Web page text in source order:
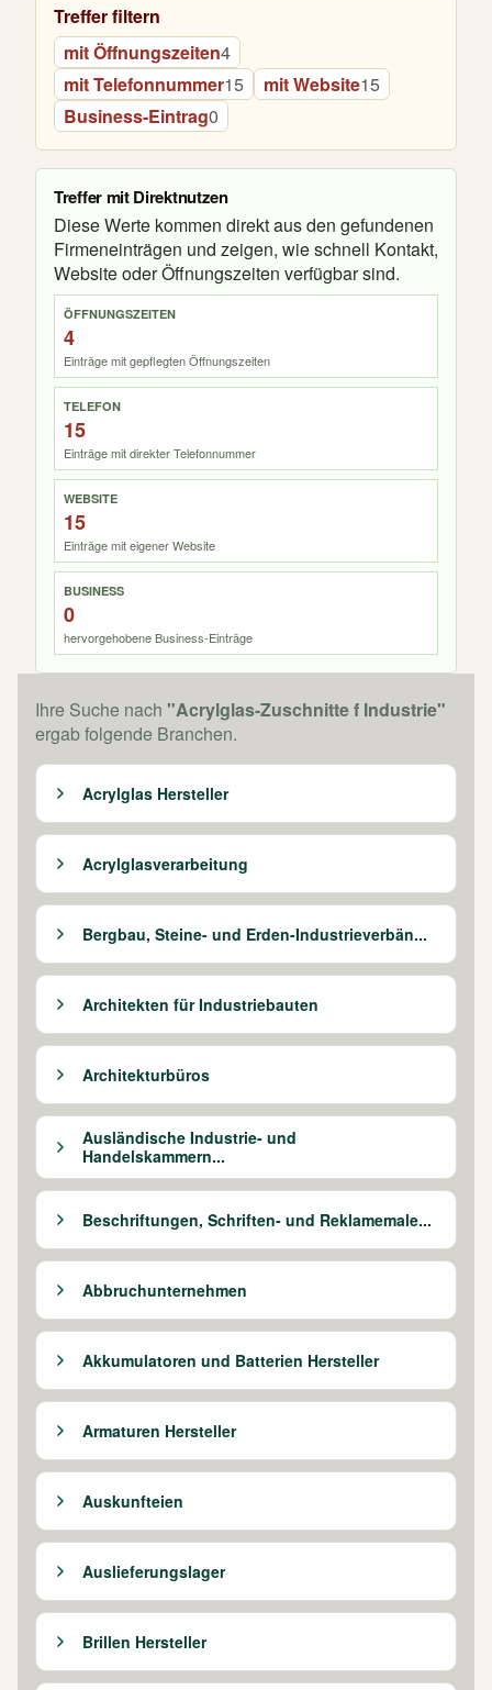
Treffer filtern
mit Öffnungszeiten4
mit Telefonnummer15 mit Website15
Business-Eintrag0
Treffer mit Direktnutzen
Diese Werte kommen direkt aus den gefundenen
Firmeneinträgen und zeigen, wie schnell Kontakt,
Website oder Öffnungszeiten verfügbar sind.
ÖFFNUNGSZEITEN
4
Einträge mit gepflegten Öffnungszeiten
TELEFON
15
Einträge mit direkter Telefonnummer
WEBSITE
15
Einträge mit eigener Website
BUSINESS
0
hervorgehobene Business-Einträge
Ihre Suche nach "Acrylglas-Zuschnitte f Industrie"
ergab folgende Branchen.
Acrylglas Hersteller
Acrylglasverarbeitung
Bergbau, Steine- und Erden-Industrieverbän...
Architekten für Industriebauten
Architekturbüros
Ausländische Industrie- und
Handelskammern...
Beschriftungen, Schriften- und Reklamemale...
Abbruchunternehmen
Akkumulatoren und Batterien Hersteller
Armaturen Hersteller
Auskunfteien
Auslieferungslager
Brillen Hersteller